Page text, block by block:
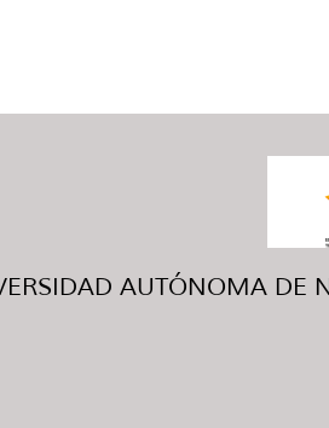
AUTÓNOMA DE